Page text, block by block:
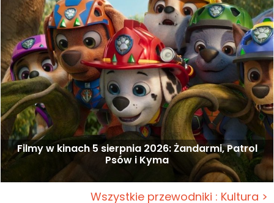
Filmy w kinach 5 sierpnia 2026: Żandarmi, Patrol
Psów i Kyma
Wszystkie przewodniki : Kultura >